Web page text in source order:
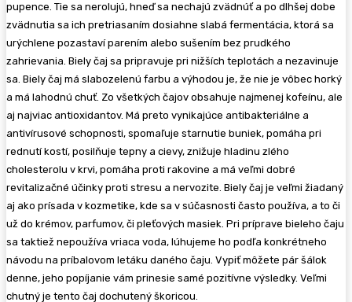
pupence. Tie sa nerolujú, hneď sa nechajú zvädnúť a po dlhšej dobe
zvädnutia sa ich pretriasaním dosiahne slabá fermentácia, ktorá sa
urýchlene pozastaví parením alebo sušením bez prudkého
zahrievania. Biely čaj sa pripravuje pri nižších teplotách a nezavinuje
sa. Biely čaj má slabozelenú farbu a výhodou je, že nie je vôbec horký
a má lahodnú chuť. Zo všetkých čajov obsahuje najmenej kofeínu, ale
aj najviac antioxidantov. Má preto vynikajúce antibakteriálne a
antivírusové schopnosti, spomaľuje starnutie buniek, pomáha pri
rednutí kostí, posilňuje tepny a cievy, znižuje hladinu zlého
cholesterolu v krvi, pomáha proti rakovine a má veľmi dobré
revitalizačné účinky proti stresu a nervozite. Biely čaj je veľmi žiadaný
aj ako prísada v kozmetike, kde sa v súčasnosti často používa, a to či
už do krémov, parfumov, či pleťových masiek. Pri príprave bieleho čaju
sa taktiež nepoužíva vriaca voda, lúhujeme ho podľa konkrétneho
návodu na príbalovom letáku daného čaju. Vypiť môžete pár šálok
denne, jeho popíjanie vám prinesie samé pozitívne výsledky. Veľmi
chutný je tento čaj dochutený škoricou.